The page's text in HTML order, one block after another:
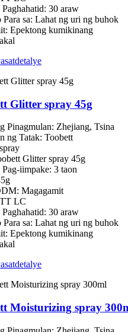
Paghahatid: 30 araw
sa: Lahat ng uri ng buhok
Epektong kumikinang
detalye
Glitter spray 45g
Pinagmulan: Zhejiang, Tsina
ng Tatak: Toobett
Glitter spray 45g
Pag-iimpake: 3 taon
Magagamit
LC
Paghahatid: 30 araw
sa: Lahat ng uri ng buhok
Epektong kumikinang
detalye
Moisturizing spray